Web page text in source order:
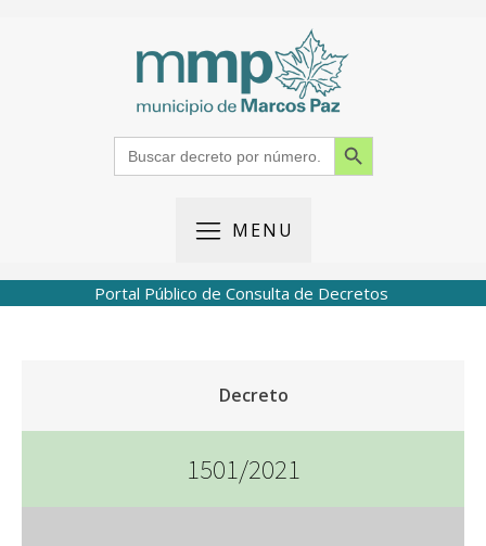
Search
for:
Search Button
MENU
Portal Público de Consulta de Decretos
Decreto
1501/2021